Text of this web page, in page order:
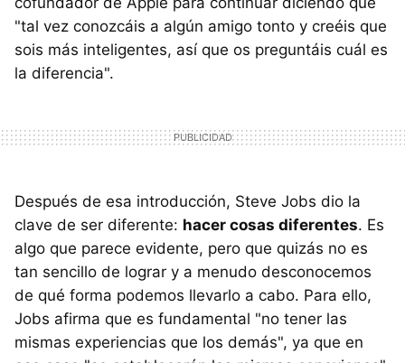
"tal vez conozcáis a algún amigo tonto y creéis que
sois más inteligentes, así que os preguntáis cuál es
la diferencia".
Después de esa introducción, Steve Jobs dio la
clave de ser diferente: hacer cosas diferentes. Es
algo que parece evidente, pero que quizás no es
tan sencillo de lograr y a menudo desconocemos
de qué forma podemos llevarlo a cabo. Para ello,
Jobs afirma que es fundamental "no tener las
mismas experiencias que los demás", ya que en